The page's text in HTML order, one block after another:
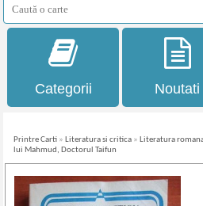
Categorii Noutati
Printre Carti » Literatura si critica » Literatura
lui Mahmud, Doctorul Taifun